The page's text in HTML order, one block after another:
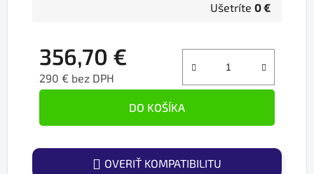
Ušetríte 0 €
356,70 €
290 € bez DPH
DO KOŠÍKA
OVERIŤ KOMPATIBILITU